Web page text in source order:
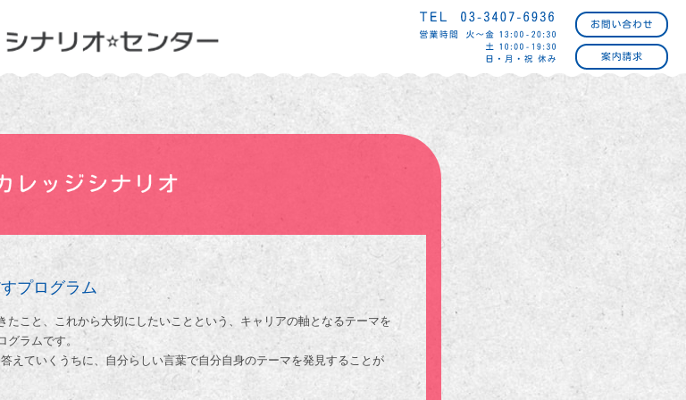
プログラム
たこと、これから大切にしたいことという、キャリアの軸となるテーマを
ラムです。
えていくうちに、自分らしい言葉で自分自身のテーマを発見することが